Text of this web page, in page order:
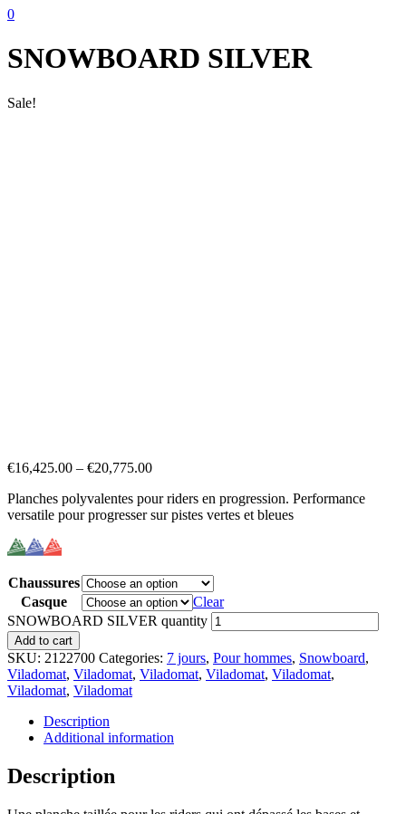
0
SNOWBOARD SILVER
Sale!
€16,425.00 – €20,775.00
Planches polyvalentes pour riders en progression. Performance
versatile pour progresser sur pistes vertes et bleues
Chaussures
Casque
Clear
SNOWBOARD SILVER quantity
Add to cart
SKU: 2122700 Categories: 7 jours, Pour hommes, Snowboard,
Viladomat, Viladomat, Viladomat, Viladomat, Viladomat,
Viladomat, Viladomat
Description
Additional information
Description